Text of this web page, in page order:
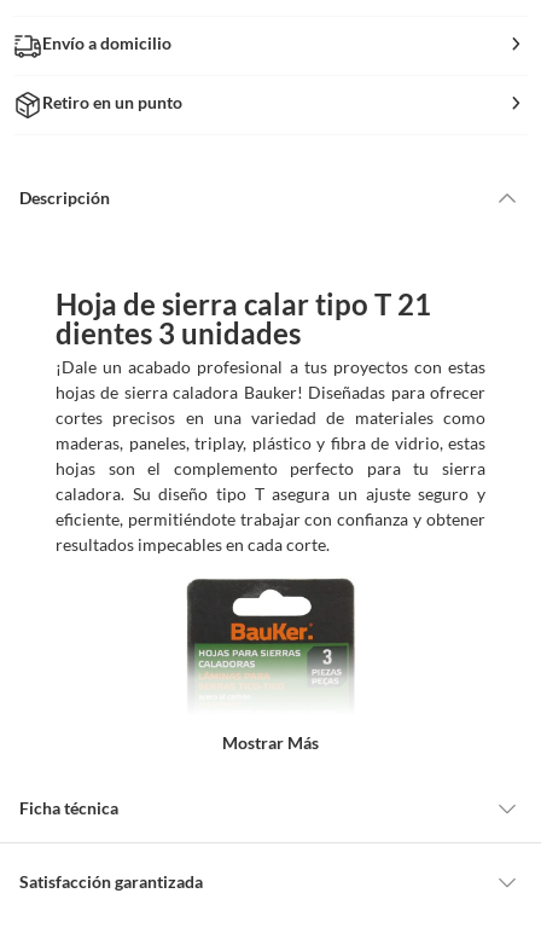
Envío a domicilio
Retiro en un punto
Descripción
Hoja de sierra calar tipo T 21
dientes 3 unidades
¡Dale un acabado profesional a tus proyectos con estas
hojas de sierra caladora Bauker! Diseñadas para ofrecer
cortes precisos en una variedad de materiales como
maderas, paneles, triplay, plástico y fibra de vidrio, estas
hojas son el complemento perfecto para tu sierra
caladora. Su diseño tipo T asegura un ajuste seguro y
eficiente, permitiéndote trabajar con confianza y obtener
resultados impecables en cada corte.
Mostrar Más
Ficha técnica
Ancho
Satisfacción garantizada